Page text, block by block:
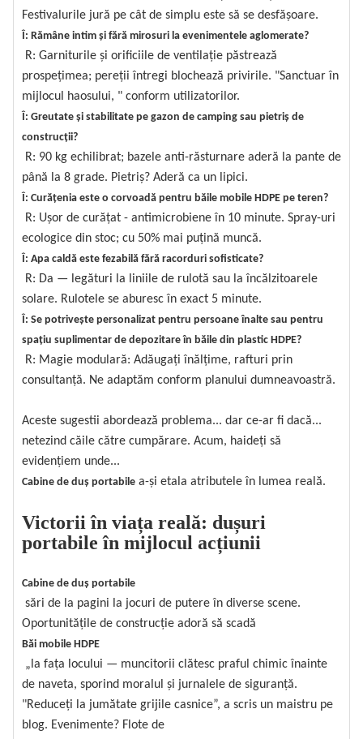
Festivalurile jură pe cât de simplu este să se desfășoare.
Î: Rămâne intim și fără mirosuri la evenimentele aglomerate?
R: Garniturile și orificiile de ventilație păstrează
prospețimea; pereții întregi blochează privirile. "Sanctuar în
mijlocul haosului, " conform utilizatorilor.
Î: Greutate și stabilitate pe gazon de camping sau pietriș de
construcții?
R: 90 kg echilibrat; bazele anti-răsturnare aderă la pante de
până la 8 grade. Pietriș? Aderă ca un lipici.
Î: Curățenia este o corvoadă pentru băile mobile HDPE pe teren?
R: Ușor de curățat - antimicrobiene în 10 minute. Spray-uri
ecologice din stoc; cu 50% mai puțină muncă.
Î: Apa caldă este fezabilă fără racorduri sofisticate?
R: Da — legături la liniile de rulotă sau la încălzitoarele
solare. Rulotele se aburesc în exact 5 minute.
Î: Se potrivește personalizat pentru persoane înalte sau pentru
spațiu suplimentar de depozitare în băile din plastic HDPE?
R: Magie modulară: Adăugați înălțime, rafturi prin
consultanță. Ne adaptăm conform planului dumneavoastră.
Aceste sugestii abordează problema... dar ce-ar fi dacă...
netezind căile către cumpărare. Acum, haideți să
evidențiem unde...
Cabine de duș portabile a-și etala atributele în lumea reală.
Victorii în viața reală: dușuri
portabile în mijlocul acțiunii
Cabine de duș portabile
sări de la pagini la jocuri de putere în diverse scene.
Oportunitățile de construcție adoră să scadă
Băi mobile HDPE
„la fața locului — muncitorii clătesc praful chimic înainte
de naveta, sporind moralul și jurnalele de siguranță.
"Reduceți la jumătate grijile casnice”, a scris un maistru pe
blog. Evenimente? Flote de